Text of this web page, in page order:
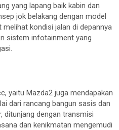
yang lapang baik kabin dan
jok belakang dengan model
melihat kondisi jalan di depannya
sistem infotainment yang
yaitu Mazda2 juga mendapakan
dari rancang bangun sasis dan
ditunjang dengan transmisi
dan kenikmatan mengemudi